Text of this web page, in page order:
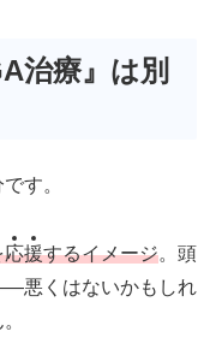
治療』は別
す。
応援するイメージ。頭
悪くはないかもしれ